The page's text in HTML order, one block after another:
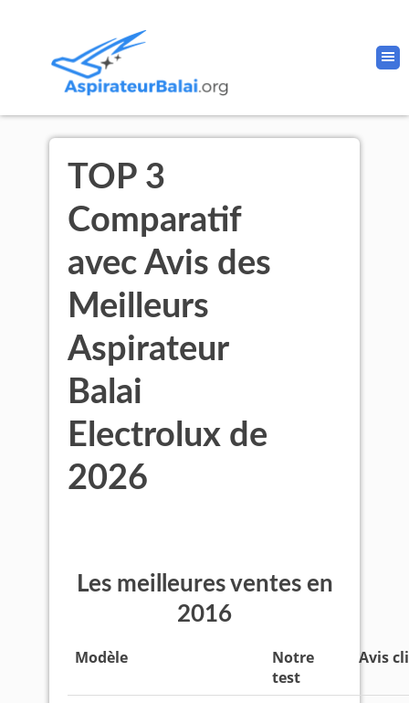
TOP 3
Comparatif
avec Avis des
Meilleurs
Aspirateur
Balai
Electrolux de
2026
Les meilleures ventes en
2016
Modèle
Notre
test
Avis